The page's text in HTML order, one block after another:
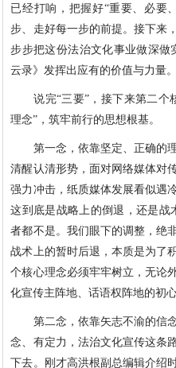
已经打响，把握好“重要、必要
步、走好每一步的前提。接下来
步步把这份法治文化事业做深做
云录》发挥出应有的价值与力量。
说完“三要”，接下来第二个
理念”，筑牢前行的思想根基。
第一念，依靠坚定、正确的理
清醒认清形势，面对网络媒体对
强力冲击，纸质媒体发展看似遇
这到底是战略上的倒退，还是战
者都不是。我们眼下的调整，绝
战术上的暂时后退，本质是为了
个核心理念必须牢牢树立，无论
化宣传主阵地、话语权阵地的初
第二念，依靠矢志不渝的信念
念、有定力，法治文化宣传这条
下去。刚才高洪根副总编辑介绍